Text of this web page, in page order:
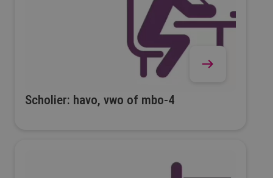
Scholier: havo, vwo of mbo-4